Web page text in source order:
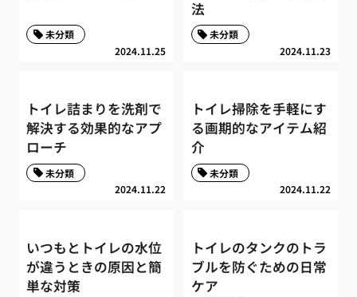
2024.11.25
未分類
法
2024.11.23
未分類
トイレ詰まりを洗剤で
解決する効果的なアプ
ローチ
2024.11.22
未分類
トイレ掃除を手軽にす
る画期的なアイテム紹
介
2024.11.22
未分類
いつもとトイレの水位
が違うときの原因と簡
単な対策
トイレのタンクのトラ
ブルを防ぐための日常
ケア